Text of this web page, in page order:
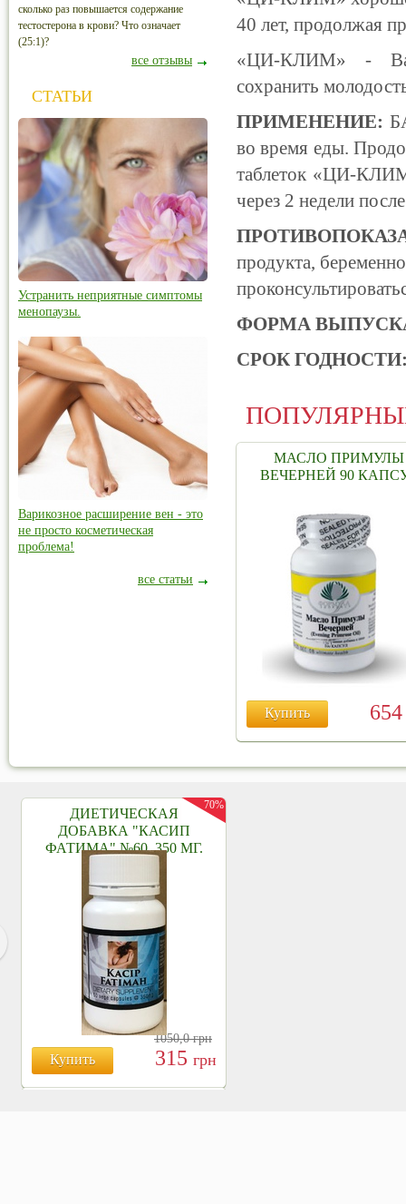
40 лет, продолжая
«ЦИ-КЛИМ» -
сохранить
ПРИМЕНЕНИЕ:
во время еды.
таблеток «ЦИ-
через 2 недели
продукта,
ФОРМА
СРОК
МАСЛО ПРИМУЛЫ
ВЕЧЕРНЕЙ 90
Купить
сколько раз повышается содержание
тестостерона в крови? Что означает
(25:1)?
все отзывы
СТАТЬИ
Устранить неприятные симптомы
менопаузы.
Варикозное расширение вен - это
не просто косметическая
проблема!
все статьи
ДИЕТИЧЕСКАЯ
ДОБАВКА "КАСИП
ФАТИМА" №60, 350 МГ.
Купить
1050,0грн
315 грн
70%